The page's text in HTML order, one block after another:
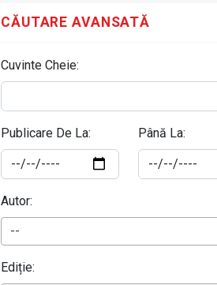
CĂUTARE AVANSATĂ
Cuvinte Cheie:
Publicare De La: Până La:
Autor:
--
Ediție: